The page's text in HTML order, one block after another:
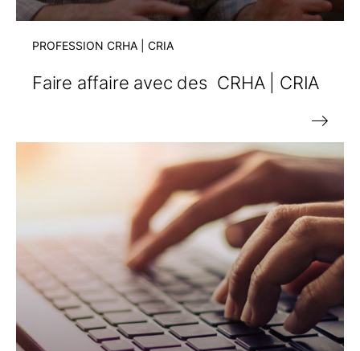
PROFESSION CRHA | CRIA
Faire affaire avec des CRHA | CRIA